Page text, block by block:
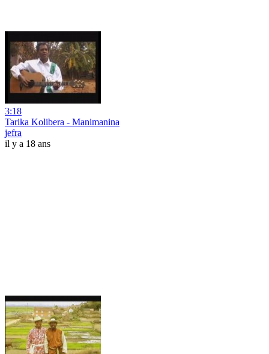
3:18
Tarika Kolibera - Manimanina
jefra
il y a 18 ans